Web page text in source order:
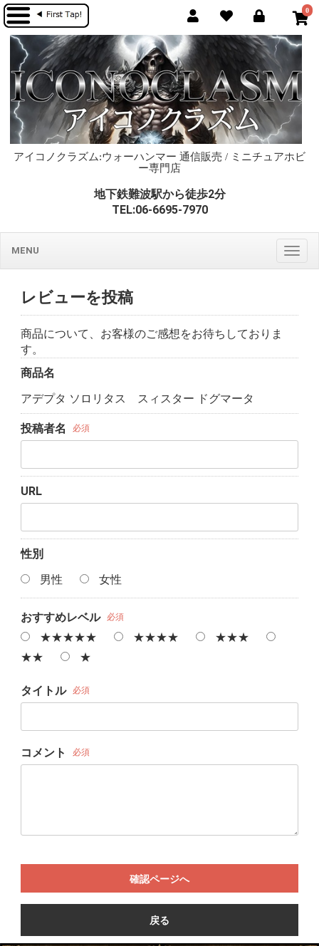
0
アイコノクラズム:ウォーハンマー 通信販売 / ミニチュアホビ
ー専門店
地下鉄難波駅から徒歩2分
TEL:06-6695-7970
MENU
レビューを投稿
商品について、お客様のご感想をお待ちしておりま
す。
商品名
アデプタ ソロリタス スィスター ドグマータ
投稿者名 必須
URL
性別
男性
女性
おすすめレベル 必須
★★★★★ ★★★★
★★★
★★
★
タイトル 必須
コメント 必須
確認ページへ
戻る